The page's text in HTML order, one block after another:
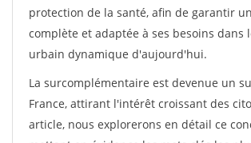
protection de la santé, afin de garantir
complète et adaptée à ses besoins dans
urbain dynamique d'aujourd'hui.
La surcomplémentaire est devenue un
France, attirant l'intérêt croissant des
article, nous explorerons en détail ce